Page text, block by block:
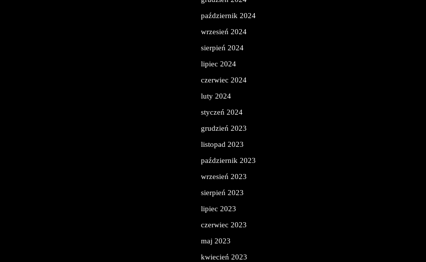
październik 2024
wrzesień 2024
sierpień 2024
lipiec 2024
czerwiec 2024
luty 2024
styczeń 2024
grudzień 2023
listopad 2023
październik 2023
wrzesień 2023
sierpień 2023
lipiec 2023
czerwiec 2023
maj 2023
kwiecień 2023